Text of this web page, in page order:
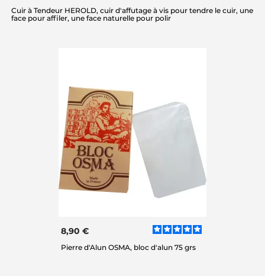
Cuir à Tendeur HEROLD, cuir d'affutage à vis pour tendre le cuir, une
face pour affiler, une face naturelle pour polir
8,90 €
Pierre d'Alun OSMA, bloc d'alun 75 grs